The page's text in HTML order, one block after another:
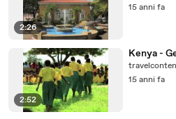
2:26
15 anni fa
2:52
Kenya -
15 anni fa